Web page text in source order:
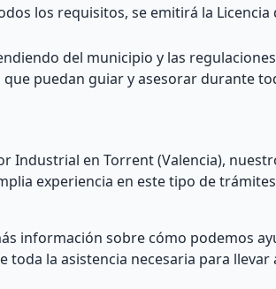
los requisitos, se emitirá la Licencia
del municipio y las
puedan guiar y asesorar durante
Industrial en Torrent (Valencia),
experiencia en este tipo de
información sobre cómo podemos
la asistencia necesaria para llevar